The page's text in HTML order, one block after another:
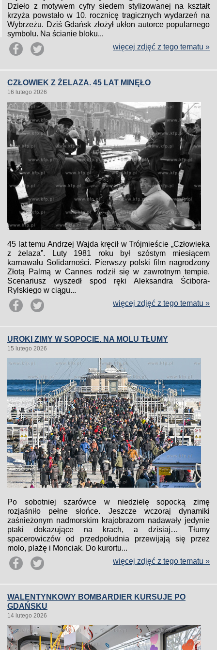
Dzieło z motywem cyfry siedem stylizowanej na kształt
krzyża powstało w 10. rocznicę tragicznych wydarzeń na
Wybrzeżu. Dziś Gdańsk złożył ukłon autorce popularnego
symbolu. Na ścianie bloku...
więcej zdjęć z tego tematu »
CZŁOWIEK Z ŻELAZA. 45 LAT MINĘŁO
16 lutego 2026
45 lat temu Andrzej Wajda kręcił w Trójmieście „Człowieka
z żelaza”. Luty 1981 roku był szóstym miesiącem
karnawału Solidarności. Pierwszy polski film nagrodzony
Złotą Palmą w Cannes rodził się w zawrotnym tempie.
Scenariusz wyszedł spod ręki Aleksandra Ścibora-
Rylskiego w ciągu...
więcej zdjęć z tego tematu »
UROKI ZIMY W SOPOCIE. NA MOLU TŁUMY
15 lutego 2026
Po sobotniej szarówce w niedzielę sopocką zimę
rozjaśniło pełne słońce. Jeszcze wczoraj dynamiki
zaśnieżonym nadmorskim krajobrazom nadawały jedynie
ptaki dokazujące na krach, a dzisiaj… Tłumy
spacerowiczów od przedpołudnia przewijają się przez
molo, plażę i Monciak. Do kurortu...
więcej zdjęć z tego tematu »
WALENTYNKOWY BOMBARDIER KURSUJE PO
GDAŃSKU
14 lutego 2026